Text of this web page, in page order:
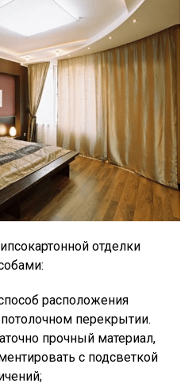
отделки
расположения
перекрытии.
прочный материал,
с подсветкой